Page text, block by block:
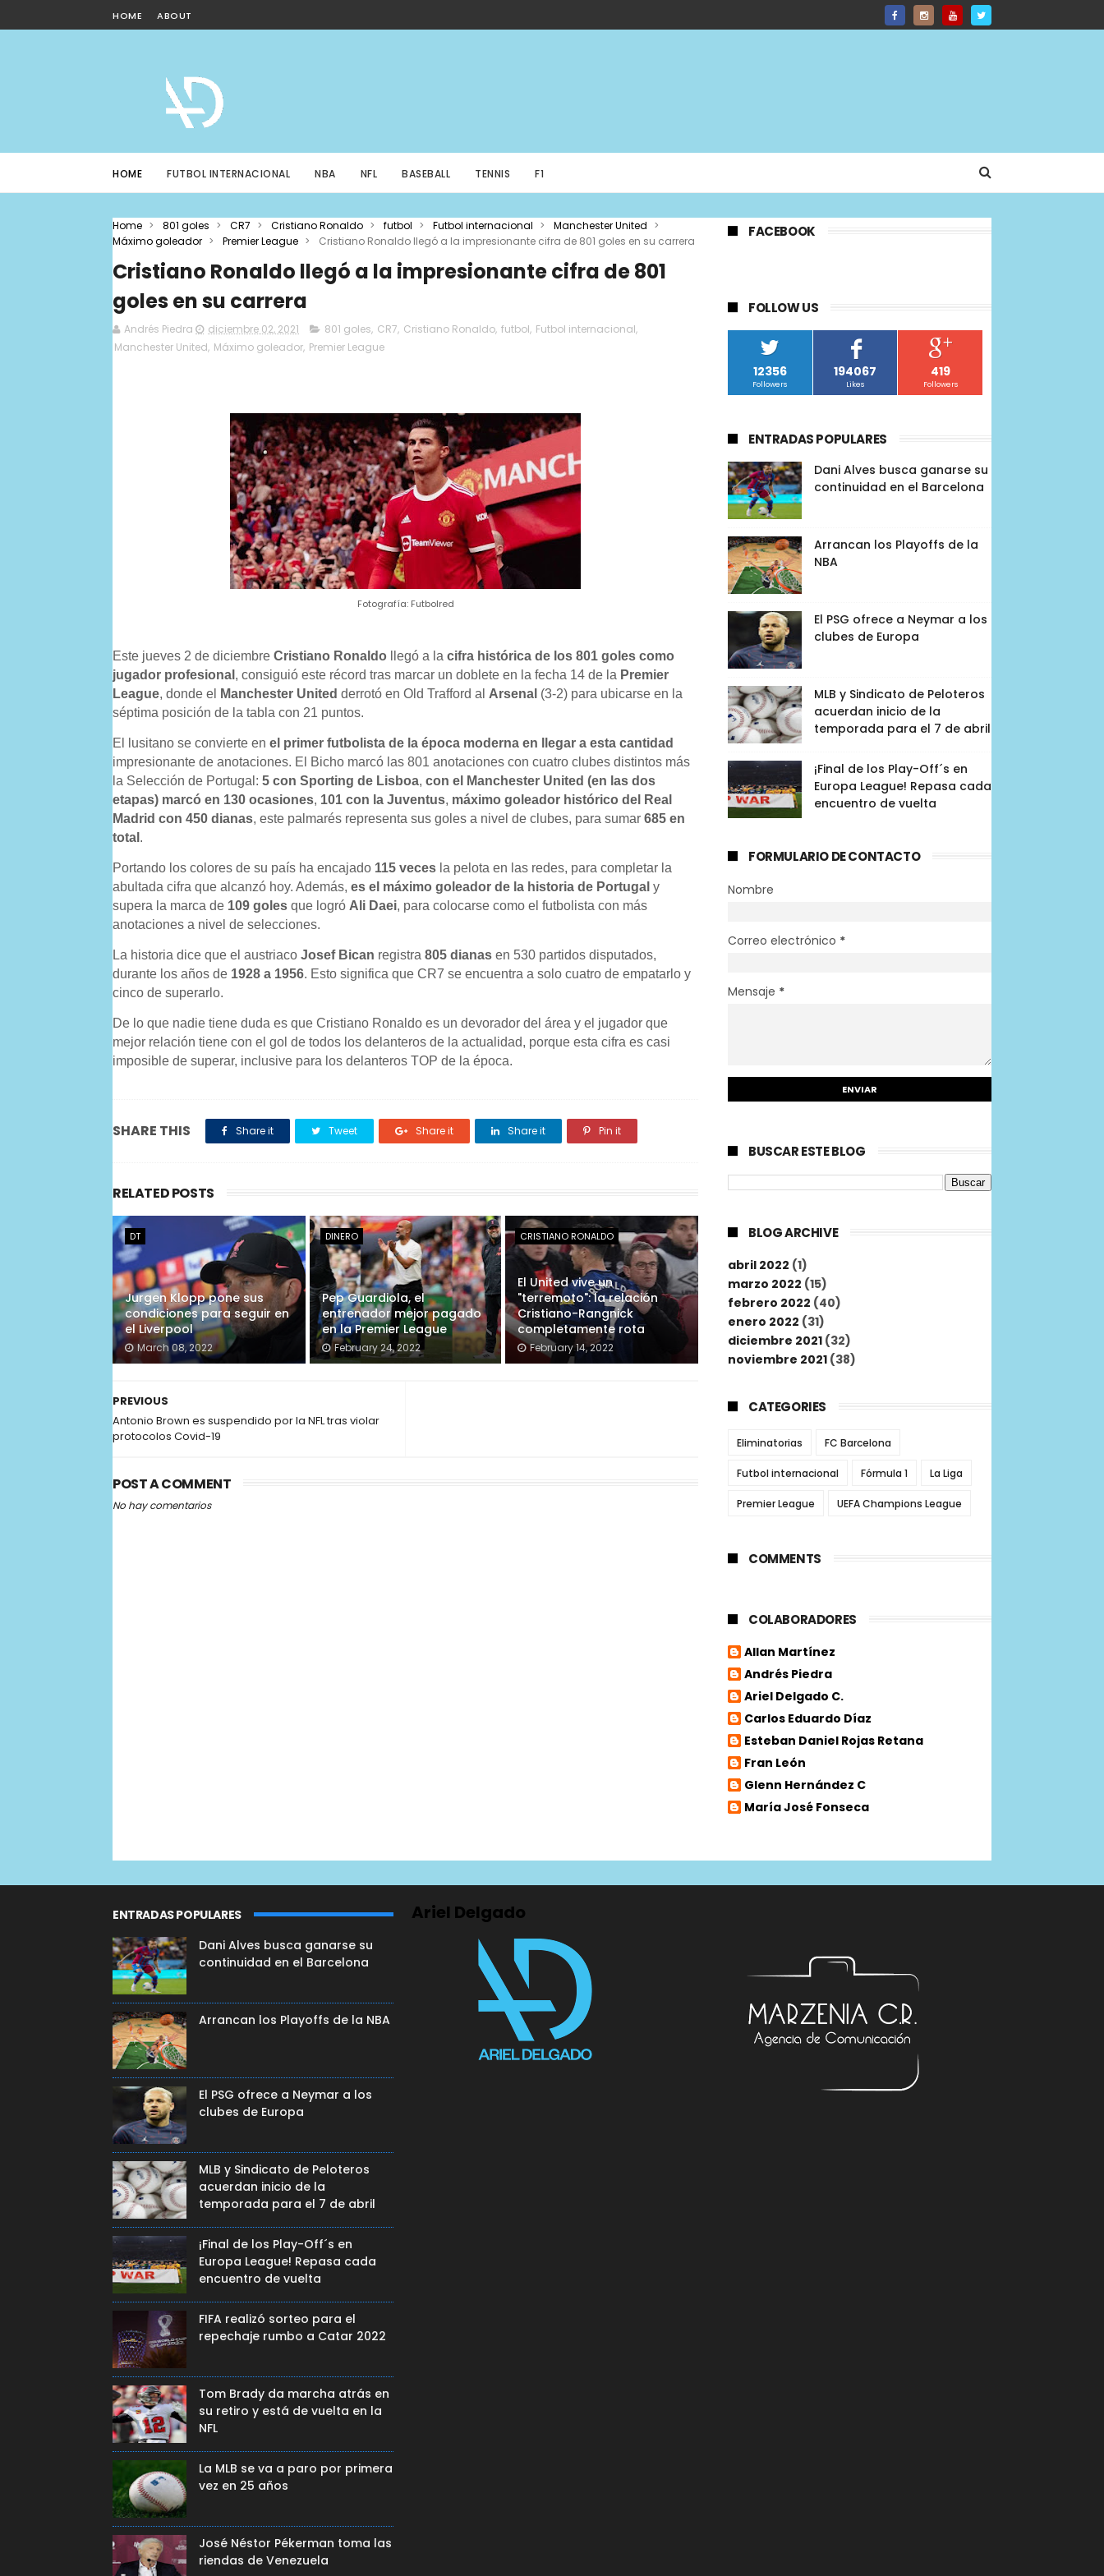
HOME ABOUT
HOME FUTBOL INTERNACIONAL NBA NFL BASEBALL TENNIS F1
Home > 801 goles > CR7 > Cristiano Ronaldo > futbol > Futbol internacional > Manchester United >
Máximo goleador > Premier League > Cristiano Ronaldo llegó a la impresionante cifra de 801 goles en su carrera
Cristiano Ronaldo llegó a la impresionante cifra de 801
goles en su carrera
Andrés Piedra diciembre 02, 2021 801 goles, CR7, Cristiano Ronaldo, futbol, Futbol internacional,
Manchester United, Máximo goleador, Premier League
Fotografía: Futbolred
Este jueves 2 de diciembre Cristiano Ronaldo llegó a la cifra histórica de los 801 goles como
jugador profesional , consiguió este récord tras marcar un doblete en la fecha 14 de la Premier
League, donde el Manchester United derrotó en Old Trafford al Arsenal (3-2) para ubicarse en la
séptima posición de la tabla con 21 puntos.
El lusitano se convierte en el primer futbolista de la época moderna en llegar a esta cantidad
impresionante de anotaciones. El Bicho marcó las 801 anotaciones con cuatro clubes distintos más
la Selección de Portugal: 5 con Sporting de Lisboa, con el Manchester United (en las dos
etapas) marcó en 130 ocasiones, 101 con la Juventus, máximo goleador histórico del Real
Madrid con 450 dianas, este palmarés representa sus goles a nivel de clubes, para sumar 685 en
total .
Portando los colores de su país ha encajado 115 veces la pelota en las redes, para completar la
abultada cifra que alcanzó hoy. Además, es el máximo goleador de la historia de Portugal y
supera la marca de 109 goles que logró Ali Daei, para colocarse como el futbolista con más
anotaciones a nivel de selecciones.
La historia dice que el austriaco Josef Bican registra 805 dianas en 530 partidos disputados,
durante los años de 1928 a 1956. Esto significa que CR7 se encuentra a solo cuatro de empatarlo y
cinco de superarlo.
De lo que nadie tiene duda es que Cristiano Ronaldo es un devorador del área y el jugador que
mejor relación tiene con el gol de todos los delanteros de la actualidad, porque esta cifra es casi
imposible de superar, inclusive para los delanteros TOP de la época.
SHARE THIS Share it Tweet Share it Share it Pin it
RELATED POSTS
DT
Jurgen Klopp pone sus
condiciones para seguir en
el Liverpool
March 08, 2022
DINERO
Pep Guardiola, el
entrenador mejor pagado
en la Premier League
February 24, 2022
CRISTIANO RONALDO
El United vive un
"terremoto": la relación
Cristiano-Rangnick
completamente rota
February 14, 2022
PREVIOUS
Antonio Brown es suspendido por la NFL tras violar
protocolos Covid-19
POST A COMMENT
No hay comentarios
FACEBOOK
FOLLOW US
12356
Followers
194067
Likes
419
Followers
ENTRADAS POPULARES
Dani Alves busca ganarse su
continuidad en el Barcelona
Arrancan los Playoffs de la
NBA
El PSG ofrece a Neymar a los
clubes de Europa
MLB y Sindicato de Peloteros
acuerdan inicio de la
temporada para el 7 de abril
¡Final de los Play-Off´s en
Europa League! Repasa cada
encuentro de vuelta
FORMULARIO DE CONTACTO
Nombre
Correo electrónico *
Mensaje *
BUSCAR ESTE BLOG
BLOG ARCHIVE
abril 2022 (1)
marzo 2022 (15)
febrero 2022 (40)
enero 2022 (31)
diciembre 2021 (32)
noviembre 2021 (38)
CATEGORIES
Eliminatorias FC Barcelona
Futbol internacional Fórmula 1 La Liga
Premier League UEFA Champions League
COMMENTS
COLABORADORES
Allan Martínez
Andrés Piedra
Ariel Delgado C.
Carlos Eduardo Díaz
Esteban Daniel Rojas Retana
Fran León
Glenn Hernández C
María José Fonseca
ENTRADAS POPULARES
Dani Alves busca ganarse su
continuidad en el Barcelona
Arrancan los Playoffs de la NBA
El PSG ofrece a Neymar a los
clubes de Europa
MLB y Sindicato de Peloteros
acuerdan inicio de la
temporada para el 7 de abril
¡Final de los Play-Off´s en
Europa League! Repasa cada
encuentro de vuelta
FIFA realizó sorteo para el
repechaje rumbo a Catar 2022
Tom Brady da marcha atrás en
su retiro y está de vuelta en la
NFL
La MLB se va a paro por primera
vez en 25 años
José Néstor Pékerman toma las
riendas de Venezuela
Ariel Delgado